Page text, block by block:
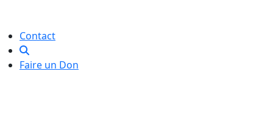
Contact
Faire un Don